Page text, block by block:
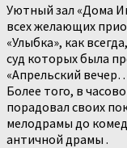
Уютный зал «Дома
всех желающих
«Улыбка», как
суд которых была
«Апрельский
Более того, в
порадовал своих
мелодрамы до
античной драмы .